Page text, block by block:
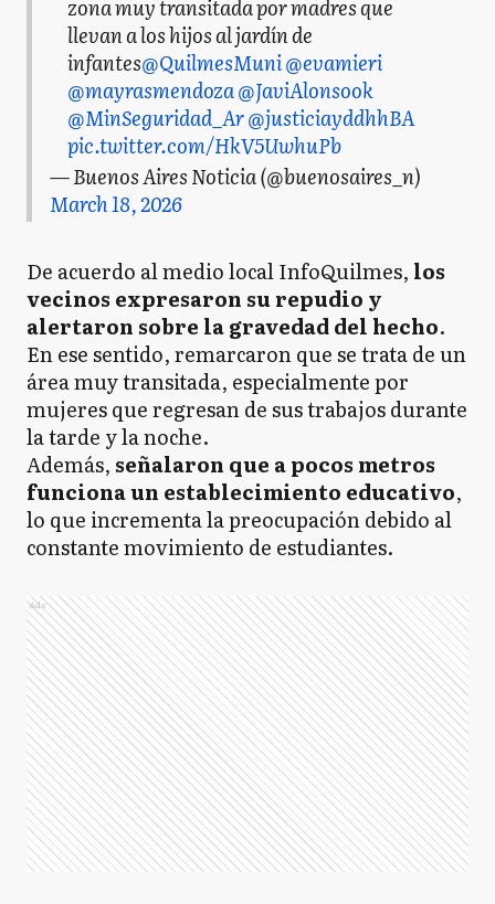
zona muy transitada por madres que
llevan a los hijos al jardín de
infantes@QuilmesMuni@evamieri
@mayrasmendoza@JaviAlonsook
@MinSeguridad_Ar@justiciayddhhBA
pic.twitter.com/HkV5UwhuPb
— Buenos Aires Noticia (@buenosaires_n)
March 18, 2026
De acuerdo al medio local InfoQuilmes, los
vecinos expresaron su repudio y
alertaron sobre la gravedad del hecho.
En ese sentido, remarcaron que se trata de un
área muy transitada, especialmente por
mujeres que regresan de sus trabajos durante
la tarde y la noche.
Además, señalaron que a pocos metros
funciona un establecimiento educativo,
lo que incrementa la preocupación debido al
constante movimiento de estudiantes.
Ads